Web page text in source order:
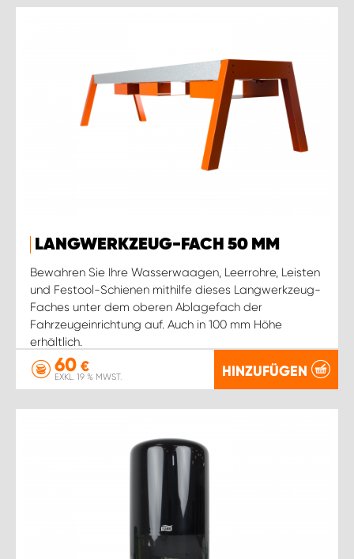
LANGWERKZEUG-FACH 50 MM
Bewahren Sie Ihre Wasserwaagen, Leerrohre, Leisten
und Festool-Schienen mithilfe dieses Langwerkzeug-
Faches unter dem oberen Ablagefach der
Fahrzeugeinrichtung auf. Auch in 100 mm Höhe
erhältlich.
60 €
EXKL. 19 % MWST. HINZUFÜGEN